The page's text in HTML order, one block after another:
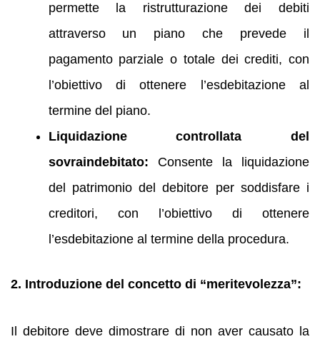
permette la ristrutturazione dei debiti
attraverso un piano che prevede il
pagamento parziale o totale dei crediti, con
l’obiettivo di ottenere l’esdebitazione al
termine del piano.
Liquidazione controllata del
sovraindebitato: Consente la liquidazione
del patrimonio del debitore per soddisfare i
creditori, con l’obiettivo di ottenere
l’esdebitazione al termine della procedura.
2. Introduzione del concetto di “meritevolezza”:
Il debitore deve dimostrare di non aver causato la